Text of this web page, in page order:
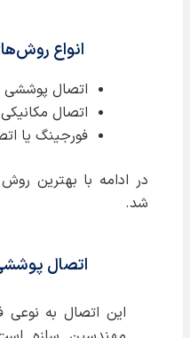
انواع
اتصال پوششی
اتصال
فورجینگ یا
در ادامه با بهترین
شد.
اتصال
این اتصال به نوعی